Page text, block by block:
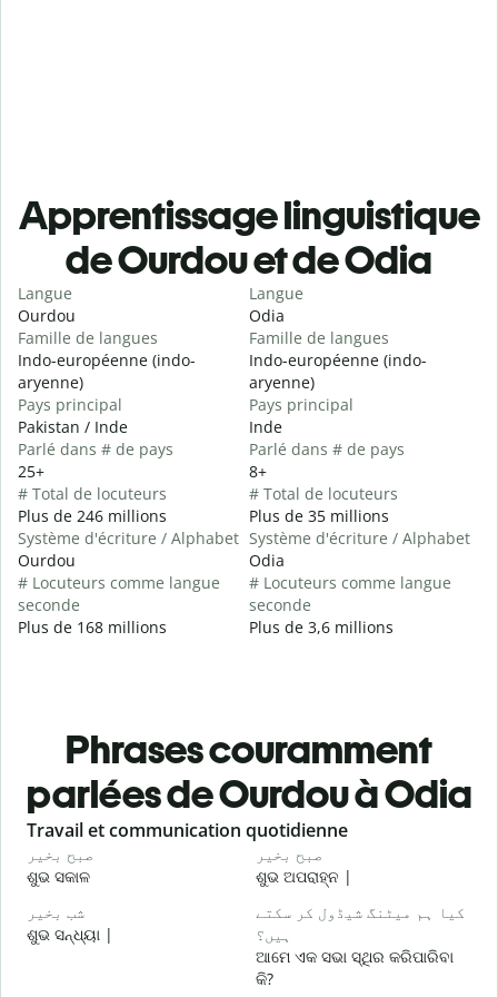
Apprentissage linguistique
de Ourdou et de Odia
Langue
Ourdou
Famille de langues
Indo-européenne (indo-
aryenne)
Pays principal
Pakistan / Inde
Parlé dans # de pays
25+
# Total de locuteurs
Plus de 246 millions
Système d'écriture / Alphabet
Ourdou
# Locuteurs comme langue
seconde
Plus de 168 millions
Langue
Odia
Famille de langues
Indo-européenne (indo-
aryenne)
Pays principal
Inde
Parlé dans # de pays
8+
# Total de locuteurs
Plus de 35 millions
Système d'écriture / Alphabet
Odia
# Locuteurs comme langue
seconde
Plus de 3,6 millions
Phrases couramment
parlées de Ourdou à Odia
Slide 1 of 6
Travail et communication quotidienne
صبح بخیر
ଶୁଭ ସକାଳ
صبح بخیر
ଶୁଭ ଅପରାହ୍ନ |
شب بخیر
ଶୁଭ ସନ୍ଧ୍ୟା |
کیا ہم میٹنگ شیڈول کر سکتے
ہیں؟
ଆମେ ଏକ ସଭା ସ୍ଥିର କରିପାରିବା
କି?